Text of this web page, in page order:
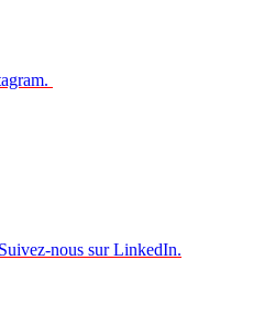
Suivez-nous sur LinkedIn.